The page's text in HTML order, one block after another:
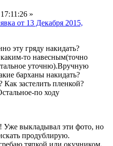
»
от 13 Декабря 2015,
эту гряду накидать?
то навесным(точно
уточню).Вручную
барханы накидать?
застелить пленкой?
по ходу
Уже выкладывал эти фото, но
продублирую.
тяпкой или окучником.